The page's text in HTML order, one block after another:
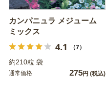
カンパニュラ メジューム
ミックス
4.1 （7）
約210粒 袋
通常価格 275円 (税込)